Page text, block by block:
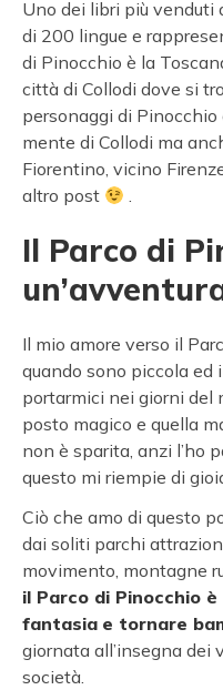
Uno dei libri più venduti
di 200 lingue e
di Pinocchio è la
città di Collodi dove si
personaggi di
mente di Collodi ma
Fiorentino, vicino
altro post
.
Il Parco di
Il mio amore verso il
quando sono piccola ed
portarmici nei giorni del
posto magico e quella
non è sparita, anzi l’ho
questo mi riempie di
Ciò che amo di questo
dai soliti parchi
movimento, montagne
il Parco di Pinocchio
fantasia e tornare
giornata all’insegna dei
società.